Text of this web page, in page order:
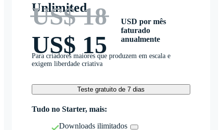
Unlimited
US$ 18
US$ 15
USD por mês
faturado
anualmente
Para criadores maiores que produzem em escala e
exigem liberdade criativa
Teste gratuito de 7 dias
Tudo no Starter, mais:
Downloads ilimitados